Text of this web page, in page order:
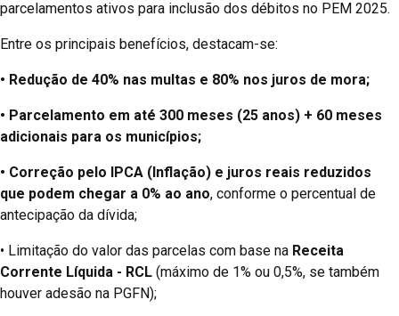
parcelamentos ativos para inclusão dos débitos no PEM 2025.
Entre os principais benefícios, destacam-se:
• Redução de 40% nas multas e 80% nos juros de mora;
• Parcelamento em até 300 meses (25 anos) + 60 meses
adicionais para os municípios;
• Correção pelo IPCA (Inflação) e juros reais reduzidos
que podem chegar a 0% ao ano, conforme o percentual de
antecipação da dívida;
• Limitação do valor das parcelas com base na Receita
Corrente Líquida - RCL (máximo de 1% ou 0,5%, se também
houver adesão na PGFN);